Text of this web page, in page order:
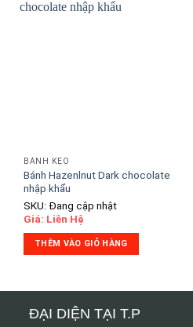
BÁNH KẸO
Bánh Hazenlnut Dark chocolate
nhập khẩu
SKU: Đang cập nhật
Giá: Liên Hệ
THÊM VÀO GIỎ HÀNG
ĐẠI DIỆN TẠI T.P